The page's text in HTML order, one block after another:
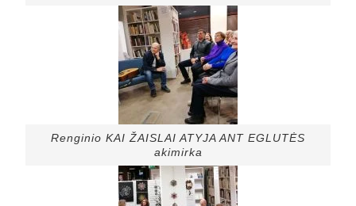
Renginio KAI ŽAISLAI ATYJA ANT EGLUTĖS
akimirka